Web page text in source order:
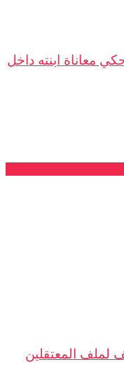
معاناة ابنته داخل
لملف المعتقلين